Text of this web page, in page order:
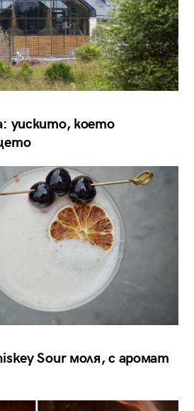
уискито, което
Sour моля, с аромат